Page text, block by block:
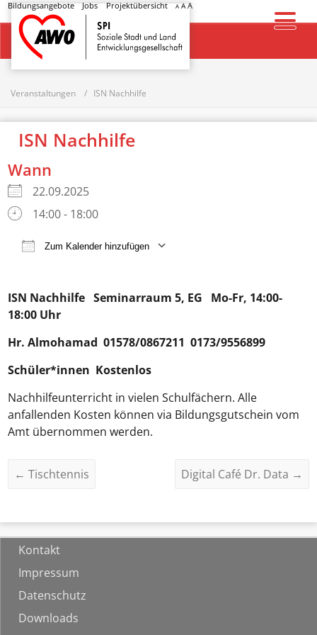
Bildungsangebote Jobs Projektübersicht A AA
Startseite
Veranstaltungen ISN Nachhilfe
ISN Nachhilfe
Wann
22.09.2025
14:00 - 18:00
Zum Kalender hinzufügen
ISN Nachhilfe Seminarraum 5, EG Mo-Fr, 14:00-
18:00 Uhr
Hr.Almohamad 01578/0867211 0173/9556899
Schüler*innen Kostenlos
Nachhilfeunterricht in vielen Schulfächern. Alle
anfallenden Kosten können via Bildungsgutschein vom
Amt übernommen werden.
← Tischtennis Digital Café Dr. Data →
Kontakt
Impressum
Datenschutz
Downloads